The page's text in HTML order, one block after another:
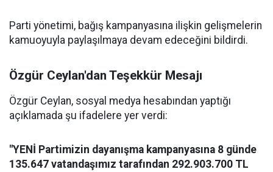
Parti yönetimi, bağış kampanyasına ilişkin gelişmelerin
kamuoyuyla paylaşılmaya devam edeceğini bildirdi.
Özgür Ceylan'dan Teşekkür Mesajı
Özgür Ceylan, sosyal medya hesabından yaptığı
açıklamada şu ifadelere yer verdi:
"YENİ Partimizin dayanışma kampanyasına 8 günde
135.647 vatandaşımız tarafından 292.903.700 TL